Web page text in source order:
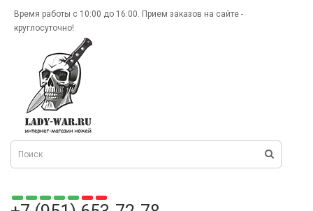
Время работы с 10:00 до 16:00. Прием заказов на сайте -
круглосуточно!